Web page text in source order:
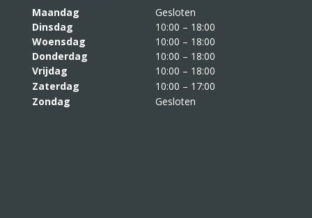
Maandag
Gesloten
Dinsdag
10:00 – 18:00
Woensdag
10:00 – 18:00
Donderdag
10:00 – 18:00
Vrijdag
10:00 – 18:00
Zaterdag
10:00 – 17:00
Zondag
Gesloten